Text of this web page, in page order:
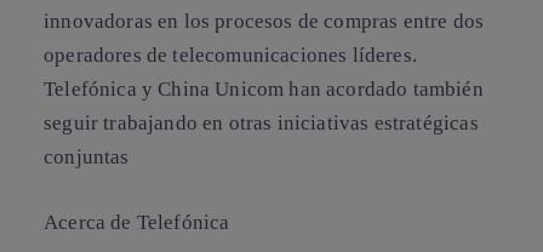
innovadoras en los procesos de compras entre dos
operadores de telecomunicaciones líderes.
Telefónica y China Unicom han acordado también
seguir trabajando en otras iniciativas estratégicas
conjuntas
Acerca de Telefónica